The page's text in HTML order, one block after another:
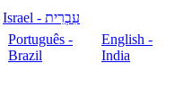
עִבְרִית - Israel
Português -
Brazil
English -
India